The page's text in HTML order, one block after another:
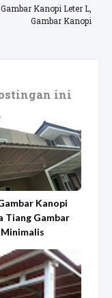
Kanopi Leter L,
Gambar Kanopi
ini
Kanopi
Tiang Gambar
Minimalis